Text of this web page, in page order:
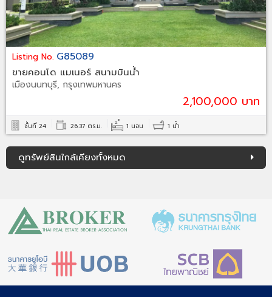
Listing No. G85089
ขายคอนโด แมเนอร์ สนามบินน้ำ
เมืองนนทบุรี, กรุงเทพมหานคร
2,100,000 บาท
ชั้นที่ 24 26.37 ตร.ม. 1 นอน 1 น้ำ
ดูทรัพย์สินใกล้เคียงทั้งหมด